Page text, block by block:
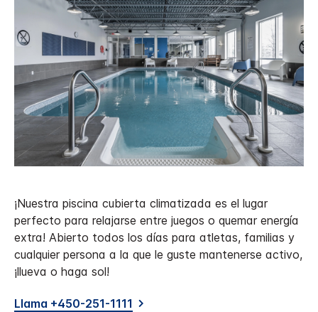
¡Nuestra piscina cubierta climatizada es el lugar
perfecto para relajarse entre juegos o quemar energía
extra! Abierto todos los días para atletas, familias y
cualquier persona a la que le guste mantenerse activo,
¡llueva o haga sol!
Llama +450-251-1111